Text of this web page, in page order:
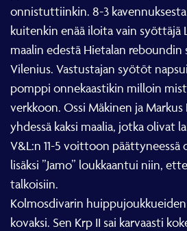
onnistuttiinkin. 8-3
kuitenkin enää iloita vain syöttäjä
maalin edestä Hietalan reboundin
Vilenius. Vastustajan syötöt
pomppi onnekaastikin milloin
verkkoon. Ossi Mäkinen ja
yhdessä kaksi maalia, jotka olivat
V&L:n 11-5 voittoon päättyneessä
lisäksi ”Jamo” loukkaantui niin,
talkoisiin.
Kolmosdivarin
kovaksi. Sen Krp II sai karvaasti